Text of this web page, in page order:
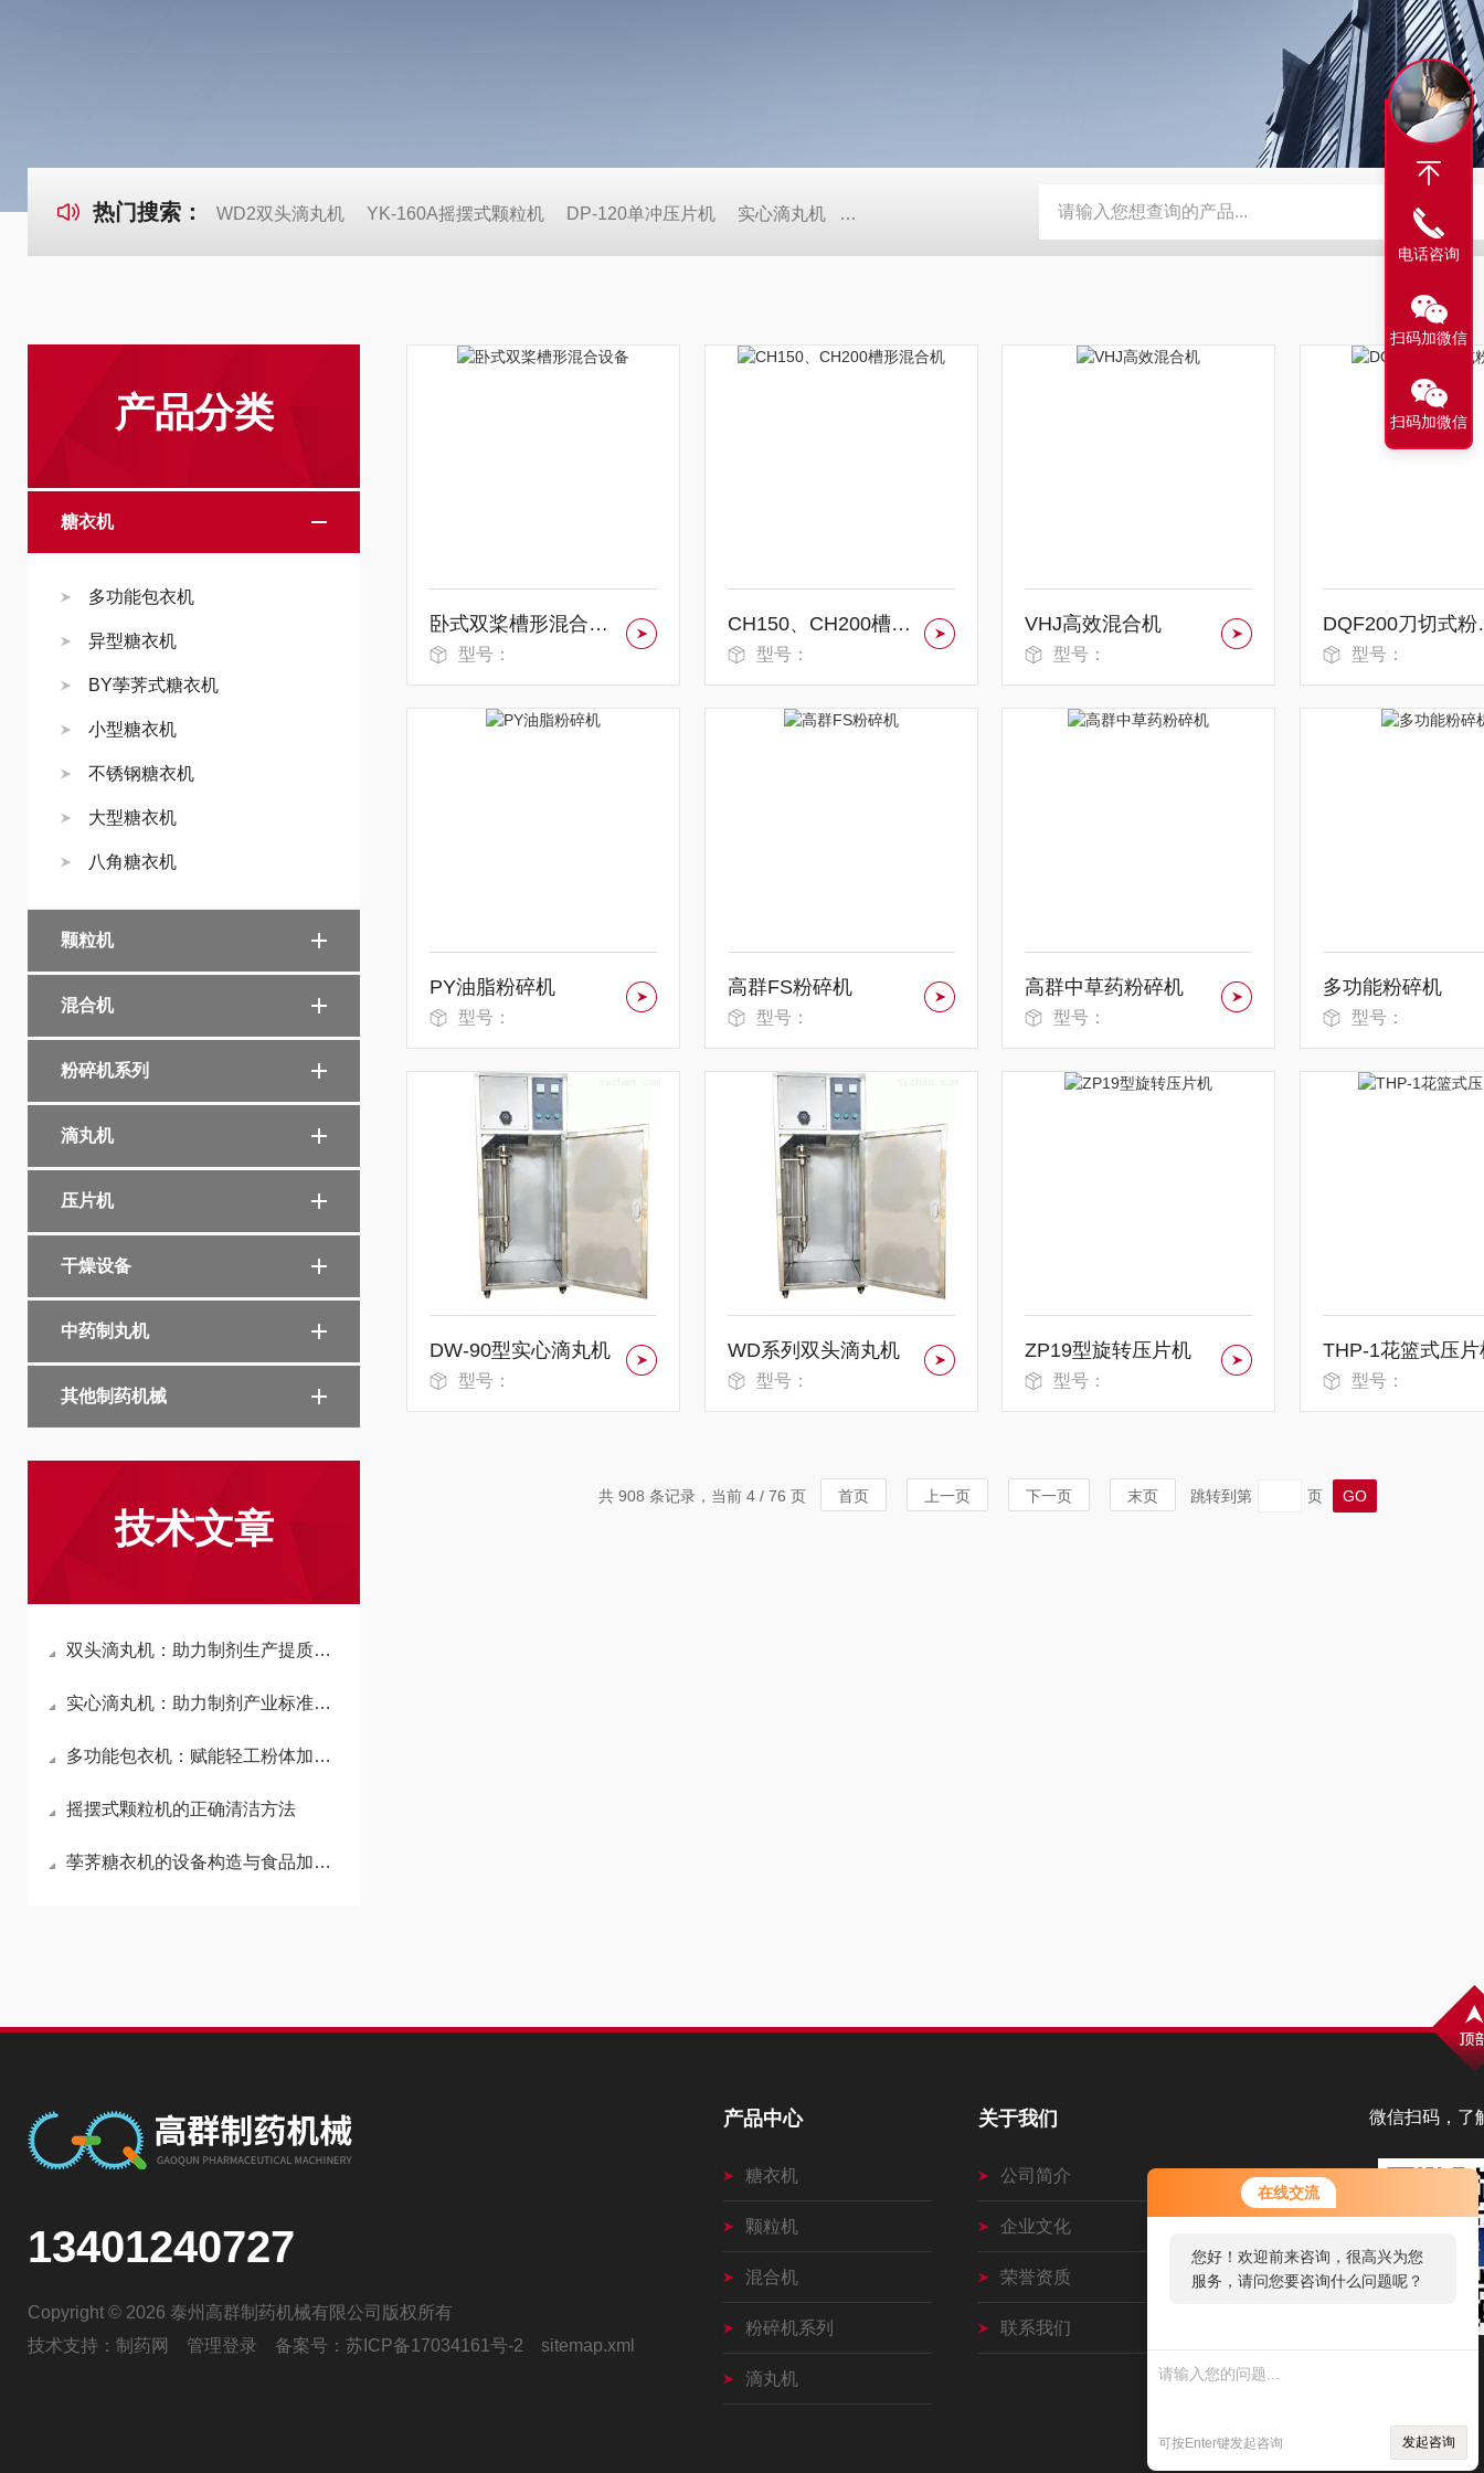
在线交流
您好！欢迎前来咨询，很高兴为您
服务，请问您要咨询什么问题呢？
可按Enter键发起咨询 发起咨询
热门搜索： WD2双头滴丸机 YK-160A摇摆式颗粒机 DP-120单冲压片机 实心滴丸机 BY荸荠式糖衣机 BY-800\BY-1000八角糖衣机 DW-1滴丸机 DMH对开门干
产品分类
糖衣机
多功能包衣机
异型糖衣机
BY荸荠式糖衣机
小型糖衣机
不锈钢糖衣机
大型糖衣机
八角糖衣机
颗粒机
混合机
粉碎机系列
滴丸机
压片机
干燥设备
中药制丸机
其他制药机械
技术文章
双头滴丸机：助力制剂生产提质增效的实用装备
实心滴丸机：助力制剂产业标准化生产的核心设备
多功能包衣机：赋能轻工粉体加工的实用设备
摇摆式颗粒机的正确清洁方法
荸荠糖衣机的设备构造与食品加工生产运用
卧式双桨槽形混合设备
型号：
CH150、CH200槽形混合机
型号：
VHJ高效混合机
型号： 型号：
PY油脂粉碎机
型号：
高群FS粉碎机
型号：
高群中草药粉碎机
型号：
多功能粉碎机
型号：
DW-90型实心滴丸机
型号：
WD系列双头滴丸机
型号：
ZP19型旋转压片机
型号：
THP-1花篮式压片
型号：
共 908 条记录，当前 4 / 76 页 首页 上一页 下一页 末页 跳转到第 页
微信扫码，了
13401240727
Copyright © 2026 泰州高群制药机械有限公司版权所有
技术支持： 制药网 管理登录 备案号： 苏ICP备17034161号-2 sitemap.xml
产品中心
糖衣机
颗粒机
混合机
粉碎机系列
滴丸机
关于我们
公司简介
企业文化
荣誉资质
联系我们
电话咨询
扫码加微信
扫码加微信